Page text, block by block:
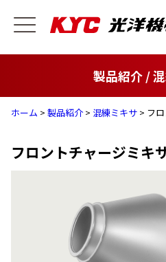
製品紹介 /
ホーム > 製品紹介 > 混練ミキサ > フ
フロントチャージミキ